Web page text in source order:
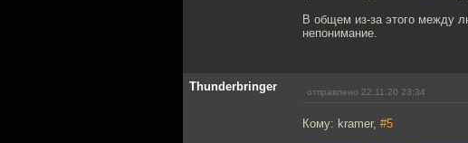
В общем из-за этого между
непонимание.
Thunderbringer отправлено 22.11.20 23:34
Кому: kramer, #5